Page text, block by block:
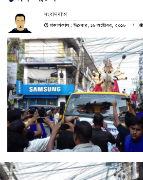
সংবাদদাতা
প্রকাশকাল : শুক্রবার, ১৯ অক্টোবর, ২০১৮